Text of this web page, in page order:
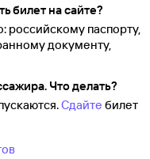
билет на сайте?
российскому паспорту,
документу,
Что делать?
Сдайте билет